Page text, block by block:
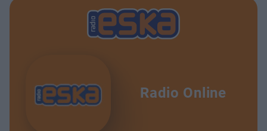
Radio Online